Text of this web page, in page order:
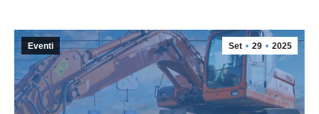
Set 29 2025
Eventi